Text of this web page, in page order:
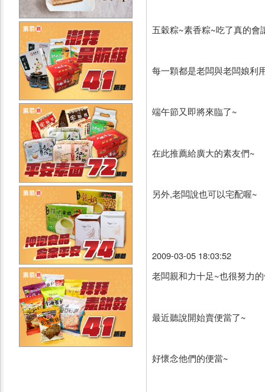
五穀粽~素香粽~吃了真的會
每一顆都是老闆與老闆娘利
端午節又即將來臨了~
在此推薦給廣大的素友們~
另外,老闆說也可以宅配喔~
2009-03-05 18:03:52
老闆親和力十足~也很努力
最近聽說開始賣便當了~
好懷念他們的便當~